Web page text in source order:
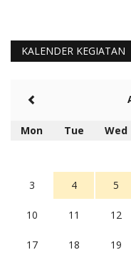
KALENDER KEGIATAN
Mon Tue Wed
3 4 5
10 11 12
17 18 19